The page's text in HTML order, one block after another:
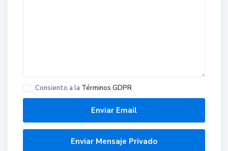
Consiento a la Términos GDPR